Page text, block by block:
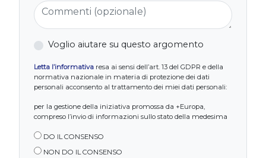
Commenti (opzionale)
Voglio aiutare su questo argomento
Letta l’informativa resa ai sensi dell’art. 13 del GDPR e della
normativa nazionale in materia di protezione dei dati
personali acconsento al trattamento dei miei dati personali:
per la gestione della iniziativa promossa da +Europa,
compreso l’invio di informazioni sullo stato della medesima
DO IL CONSENSO
NON DO IL CONSENSO